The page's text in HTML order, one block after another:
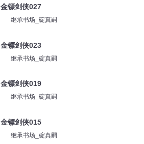
金镖剑侠027
继承书场_碇真嗣
金镖剑侠023
继承书场_碇真嗣
金镖剑侠019
继承书场_碇真嗣
金镖剑侠015
继承书场_碇真嗣